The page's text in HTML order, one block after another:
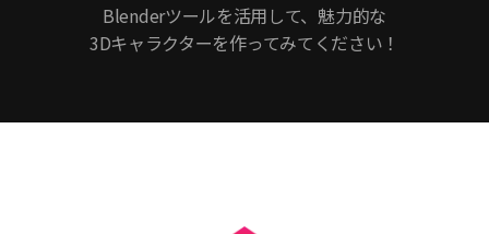
Blenderツールを活用して、魅力的な
3Dキャラクターを作ってみてください！